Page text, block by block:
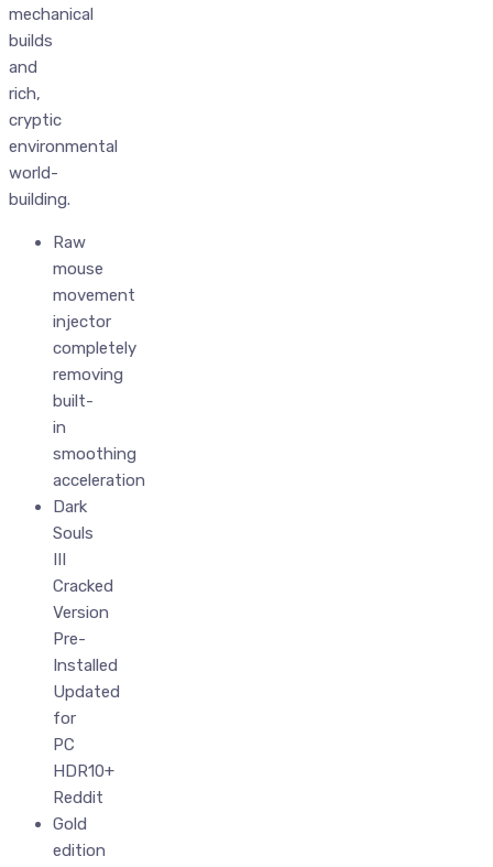
mechanical
builds
and
rich,
cryptic
environmental
world-
building.
Raw
mouse
movement
injector
completely
removing
built-
in
smoothing
acceleration
Dark
Souls
III
Cracked
Version
Pre-
Installed
Updated
for
PC
HDR10+
Reddit
Gold
edition